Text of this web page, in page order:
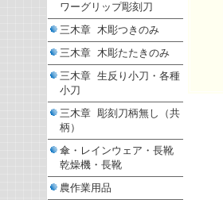
ワーグリップ彫刻刀
三木章 木彫つきのみ
三木章 木彫たたきのみ
三木章 生反り小刀・各種
小刀
三木章 彫刻刀柄無し（共
柄）
傘・レインウェア・長靴
乾燥機・長靴
農作業用品